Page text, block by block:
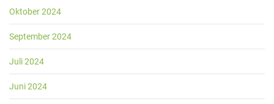
Oktober 2024
September 2024
Juli 2024
Juni 2024